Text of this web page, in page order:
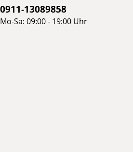
0911-13089858
Mo-Sa: 09:00 - 19:00 Uhr